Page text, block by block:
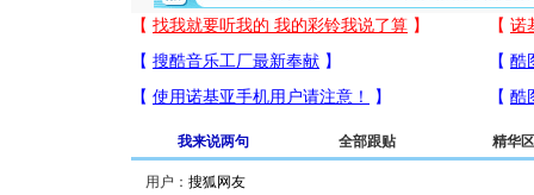
我来说两句 全部跟贴 精华区
用户：